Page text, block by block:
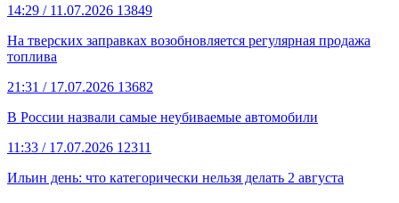
14:29 / 11.07.2026 13849
На тверских заправках возобновляется регулярная продажа
топлива
21:31 / 17.07.2026 13682
В России назвали самые неубиваемые автомобили
11:33 / 17.07.2026 12311
Ильин день: что категорически нельзя делать 2 августа